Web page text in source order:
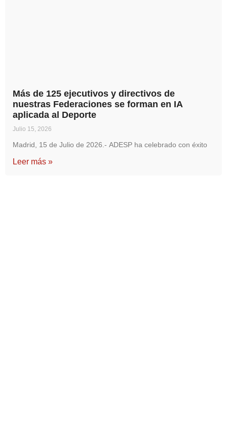
Más de 125 ejecutivos y directivos de
nuestras Federaciones se forman en IA
aplicada al Deporte
Julio 15, 2026
Madrid, 15 de Julio de 2026.- ADESP ha celebrado con éxito
Leer más »